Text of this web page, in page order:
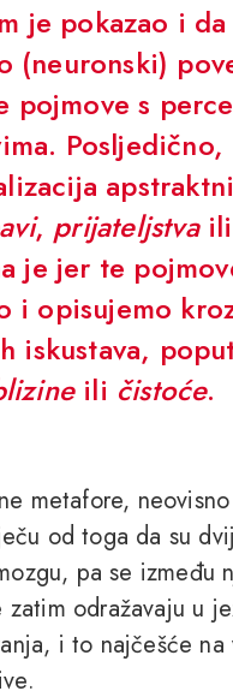
je pokazao i
(neuronski)
pojmove s
Posljedično,
, prijateljstvaili
je jer te
i opisujemo
iskustava,
ili čistoće.
metafore,
od toga da su
pa se između
odražavaju u
i to najčešće